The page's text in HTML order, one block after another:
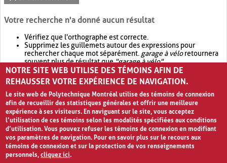
Votre recherche n'a donné aucun résultat
Vérifiez que l'orthographe est correcte.
Supprimez les guillemets autour des expressions pour
rechercher chaque mot séparément. garage à véloretournera
souvent plus de résultat que"garage à vélo".
Envisagez d'élargir votre recherche avec OR.garage OR vélo
retournera souvent plus de résultat quegarage à vélo
NOTRE SITE WEB UTILISE DES TÉMOINS AFIN DE
REHAUSSER VOTRE EXPÉRIENCE DE NAVIGATION.
Le site web de Polytechnique Montréal utilise des témoins de connexion
afin de recueillir des statistiques générales et offrir une meilleure
expérience à ses visiteurs. En naviguant sur le site, vous acceptez
l’utilisation de ces témoins selon les modalités spécifiées aux conditions
d’utilisation. Vous pouvez refuser les témoins de connexion en modifiant
vos paramètres de navigation. Pour en savoir plus sur le recours aux
témoins de connexion et sur la protection de vos renseignements
personnels,cliquez ici.